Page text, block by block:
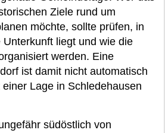
Ziele rund um
möchte, sollte prüfen, in
liegt und wie die
werden. Eine
ist damit nicht automatisch
Lage in Schledehausen
südöstlich von